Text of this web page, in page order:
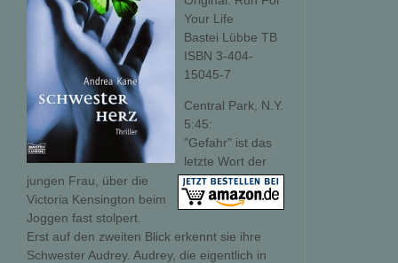
Your Life
Bastei Lübbe TB
ISBN 3-404-
15045-7
Central Park, N.Y.
5:45:
"Gefahr" ist das
letzte Wort der
jungen Frau, über die
Victoria Kensington beim
Joggen fast stolpert.
Erst auf den zweiten Blick erkennt sie ihre
Schwester Audrey. Audrey, die eigentlich in